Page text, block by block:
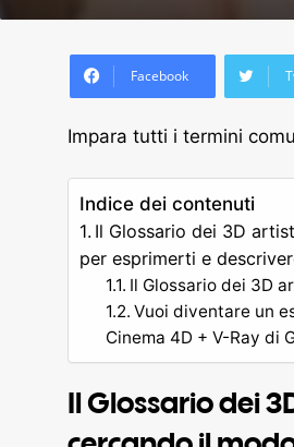
Facebook
Impara tutti i termini
Indice dei contenuti
Il Glossario dei 3D
per esprimerti e
Il Glossario dei 3D
Vuoi diventare un
Cinema 4D + V-Ray di
Il Glossario dei